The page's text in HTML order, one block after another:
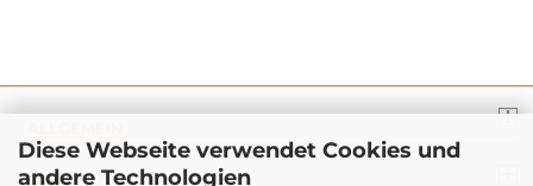
Diese Webseite verwendet Cookies und
andere Technologien